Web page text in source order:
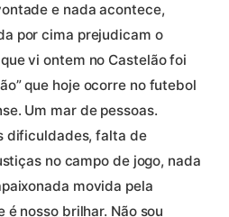
e nada acontece,
por cima prejudicam o
vi ontem no Castelão foi
que hoje ocorre no futebol
Um mar de pessoas.
dificuldades, falta de
no campo de jogo, nada
movida pela
é nosso brilhar. Não sou